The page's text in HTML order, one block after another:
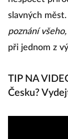
slavných měst.
poznání
při jednom z
TIP NA
Česku?